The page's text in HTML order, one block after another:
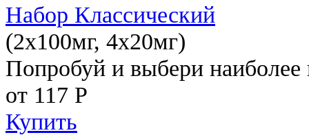
Набор Классический
(2x100мг, 4x20мг)
Попробуй и выбери наиболее
от 117 Р
Купить